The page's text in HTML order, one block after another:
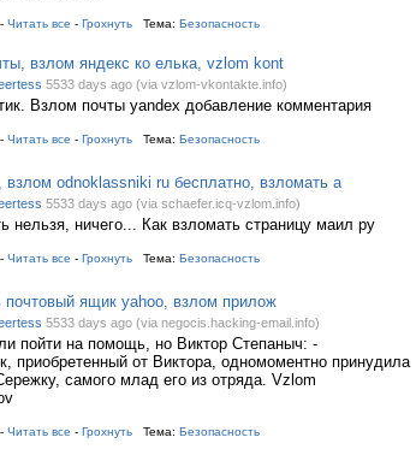
- Читать все - Грохнуть Тема: Безопасность
взлом яндекс ко елька, vzlom kont
5533 days ago (via vzlom-vkontakte.info)
Взлом почты yandex добавление комментария
- Читать все - Грохнуть Тема: Безопасность
взлом odnoklassniki ru бесплатно, взломать а
5533 days ago (via schaefer.icq-vzlom.info)
нельзя, ничего... Как взломать страницу маил ру
- Читать все - Грохнуть Тема: Безопасность
почтовый ящик yahoo, взлом прилож
5533 days ago (via negocis.hacking-email.info)
пойти на помощь, но Виктор Степаныч: -
приобретенный от Виктора, одномоментно принудила
самого млад его из отряда. Vzlom
- Читать все - Грохнуть Тема: Безопасность